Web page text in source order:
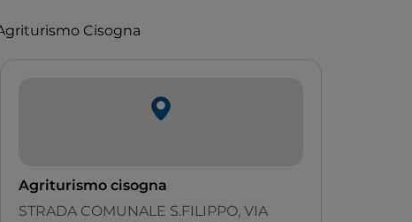
Agriturismo cisogna
STRADA COMUNALE S.FILIPPO, VIA